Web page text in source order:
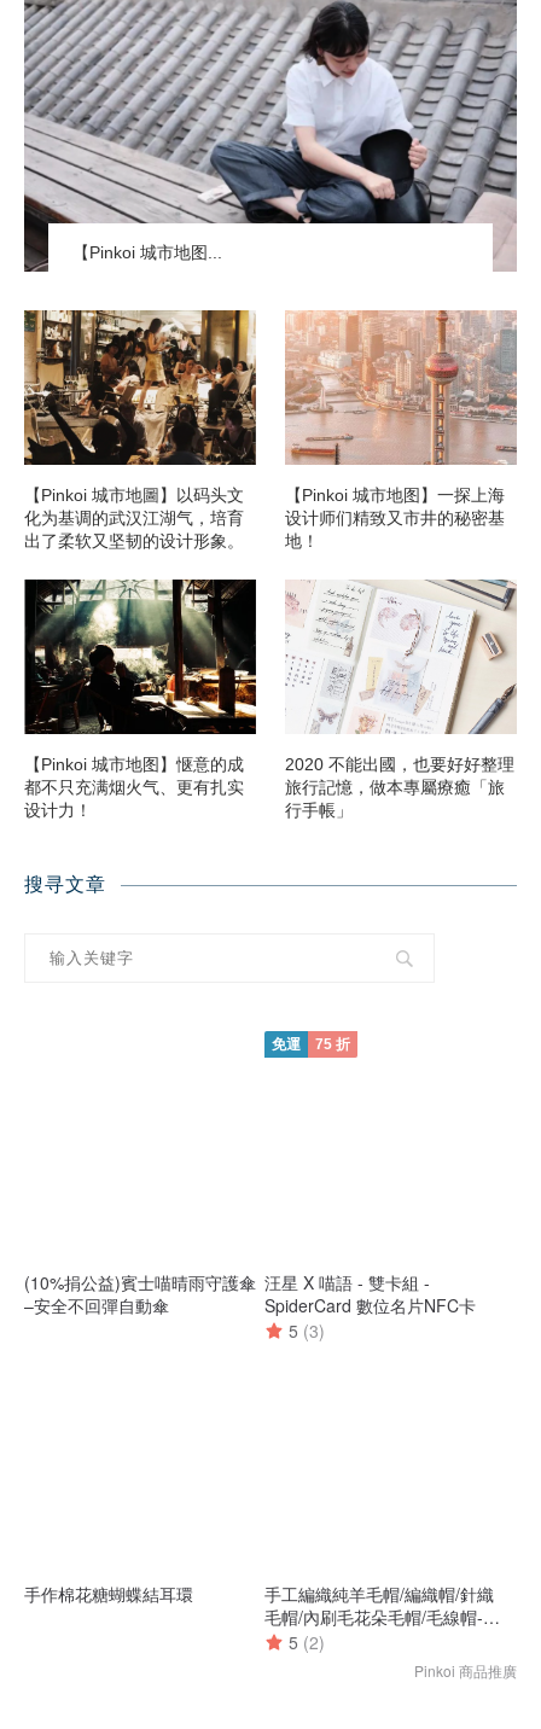
【Pinkoi 城市地图...
【Pinkoi 城市地圖】以码头文
化为基调的武汉江湖气，培育
出了柔软又坚韧的设计形象。
【Pinkoi 城市地图】一探上海
设计师们精致又市井的秘密基
地！
【Pinkoi 城市地图】惬意的成
都不只充满烟火气、更有扎实
设计力！
2020 不能出國，也要好好整理
旅行記憶，做本專屬療癒「旅
行手帳」
搜寻文章